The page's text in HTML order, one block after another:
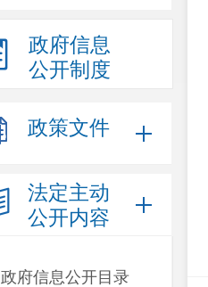
政府信息
公开制度
政策文件
法定主动
公开内容
政府信息公开目录